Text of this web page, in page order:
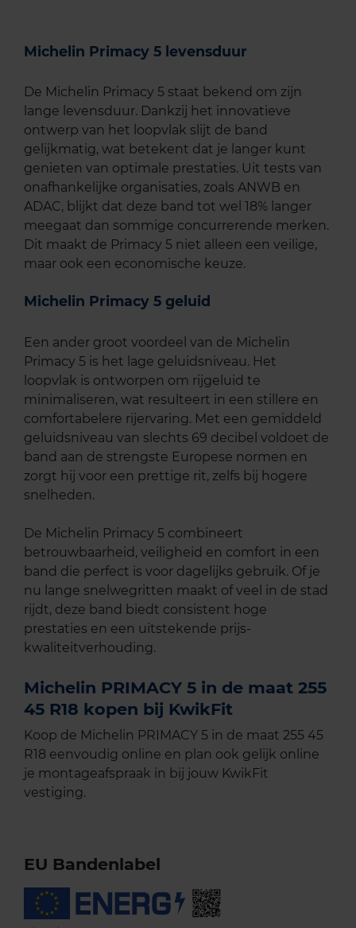
Michelin Primacy 5 levensduur
De Michelin Primacy 5 staat bekend om zijn
lange levensduur. Dankzij het innovatieve
ontwerp van het loopvlak slijt de band
gelijkmatig, wat betekent dat je langer kunt
genieten van optimale prestaties. Uit tests van
onafhankelijke organisaties, zoals ANWB en
ADAC, blijkt dat deze band tot wel 18% langer
meegaat dan sommige concurrerende merken.
Dit maakt de Primacy 5 niet alleen een veilige,
maar ook een economische keuze.
Michelin Primacy 5 geluid
Een ander groot voordeel van de Michelin
Primacy 5 is het lage geluidsniveau. Het
loopvlak is ontworpen om rijgeluid te
minimaliseren, wat resulteert in een stillere en
comfortabelere rijervaring. Met een gemiddeld
geluidsniveau van slechts 69 decibel voldoet de
band aan de strengste Europese normen en
zorgt hij voor een prettige rit, zelfs bij hogere
snelheden.
De Michelin Primacy 5 combineert
betrouwbaarheid, veiligheid en comfort in een
band die perfect is voor dagelijks gebruik. Of je
nu lange snelwegritten maakt of veel in de stad
rijdt, deze band biedt consistent hoge
prestaties en een uitstekende prijs-
kwaliteitverhouding.
Michelin PRIMACY 5 in de maat 255
45 R18 kopen bij KwikFit
Koop de Michelin PRIMACY 5 in de maat 255 45
R18 eenvoudig online en plan ook gelijk online
je montageafspraak in bij jouw KwikFit
vestiging.
EU Bandenlabel